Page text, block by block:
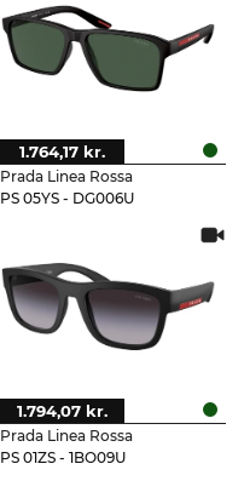
Prada Linea Rossa
PS 05YS - DG006U
1.764,17 kr.
Prada Linea Rossa
PS 01ZS - 1BO09U
1.794,07 kr.